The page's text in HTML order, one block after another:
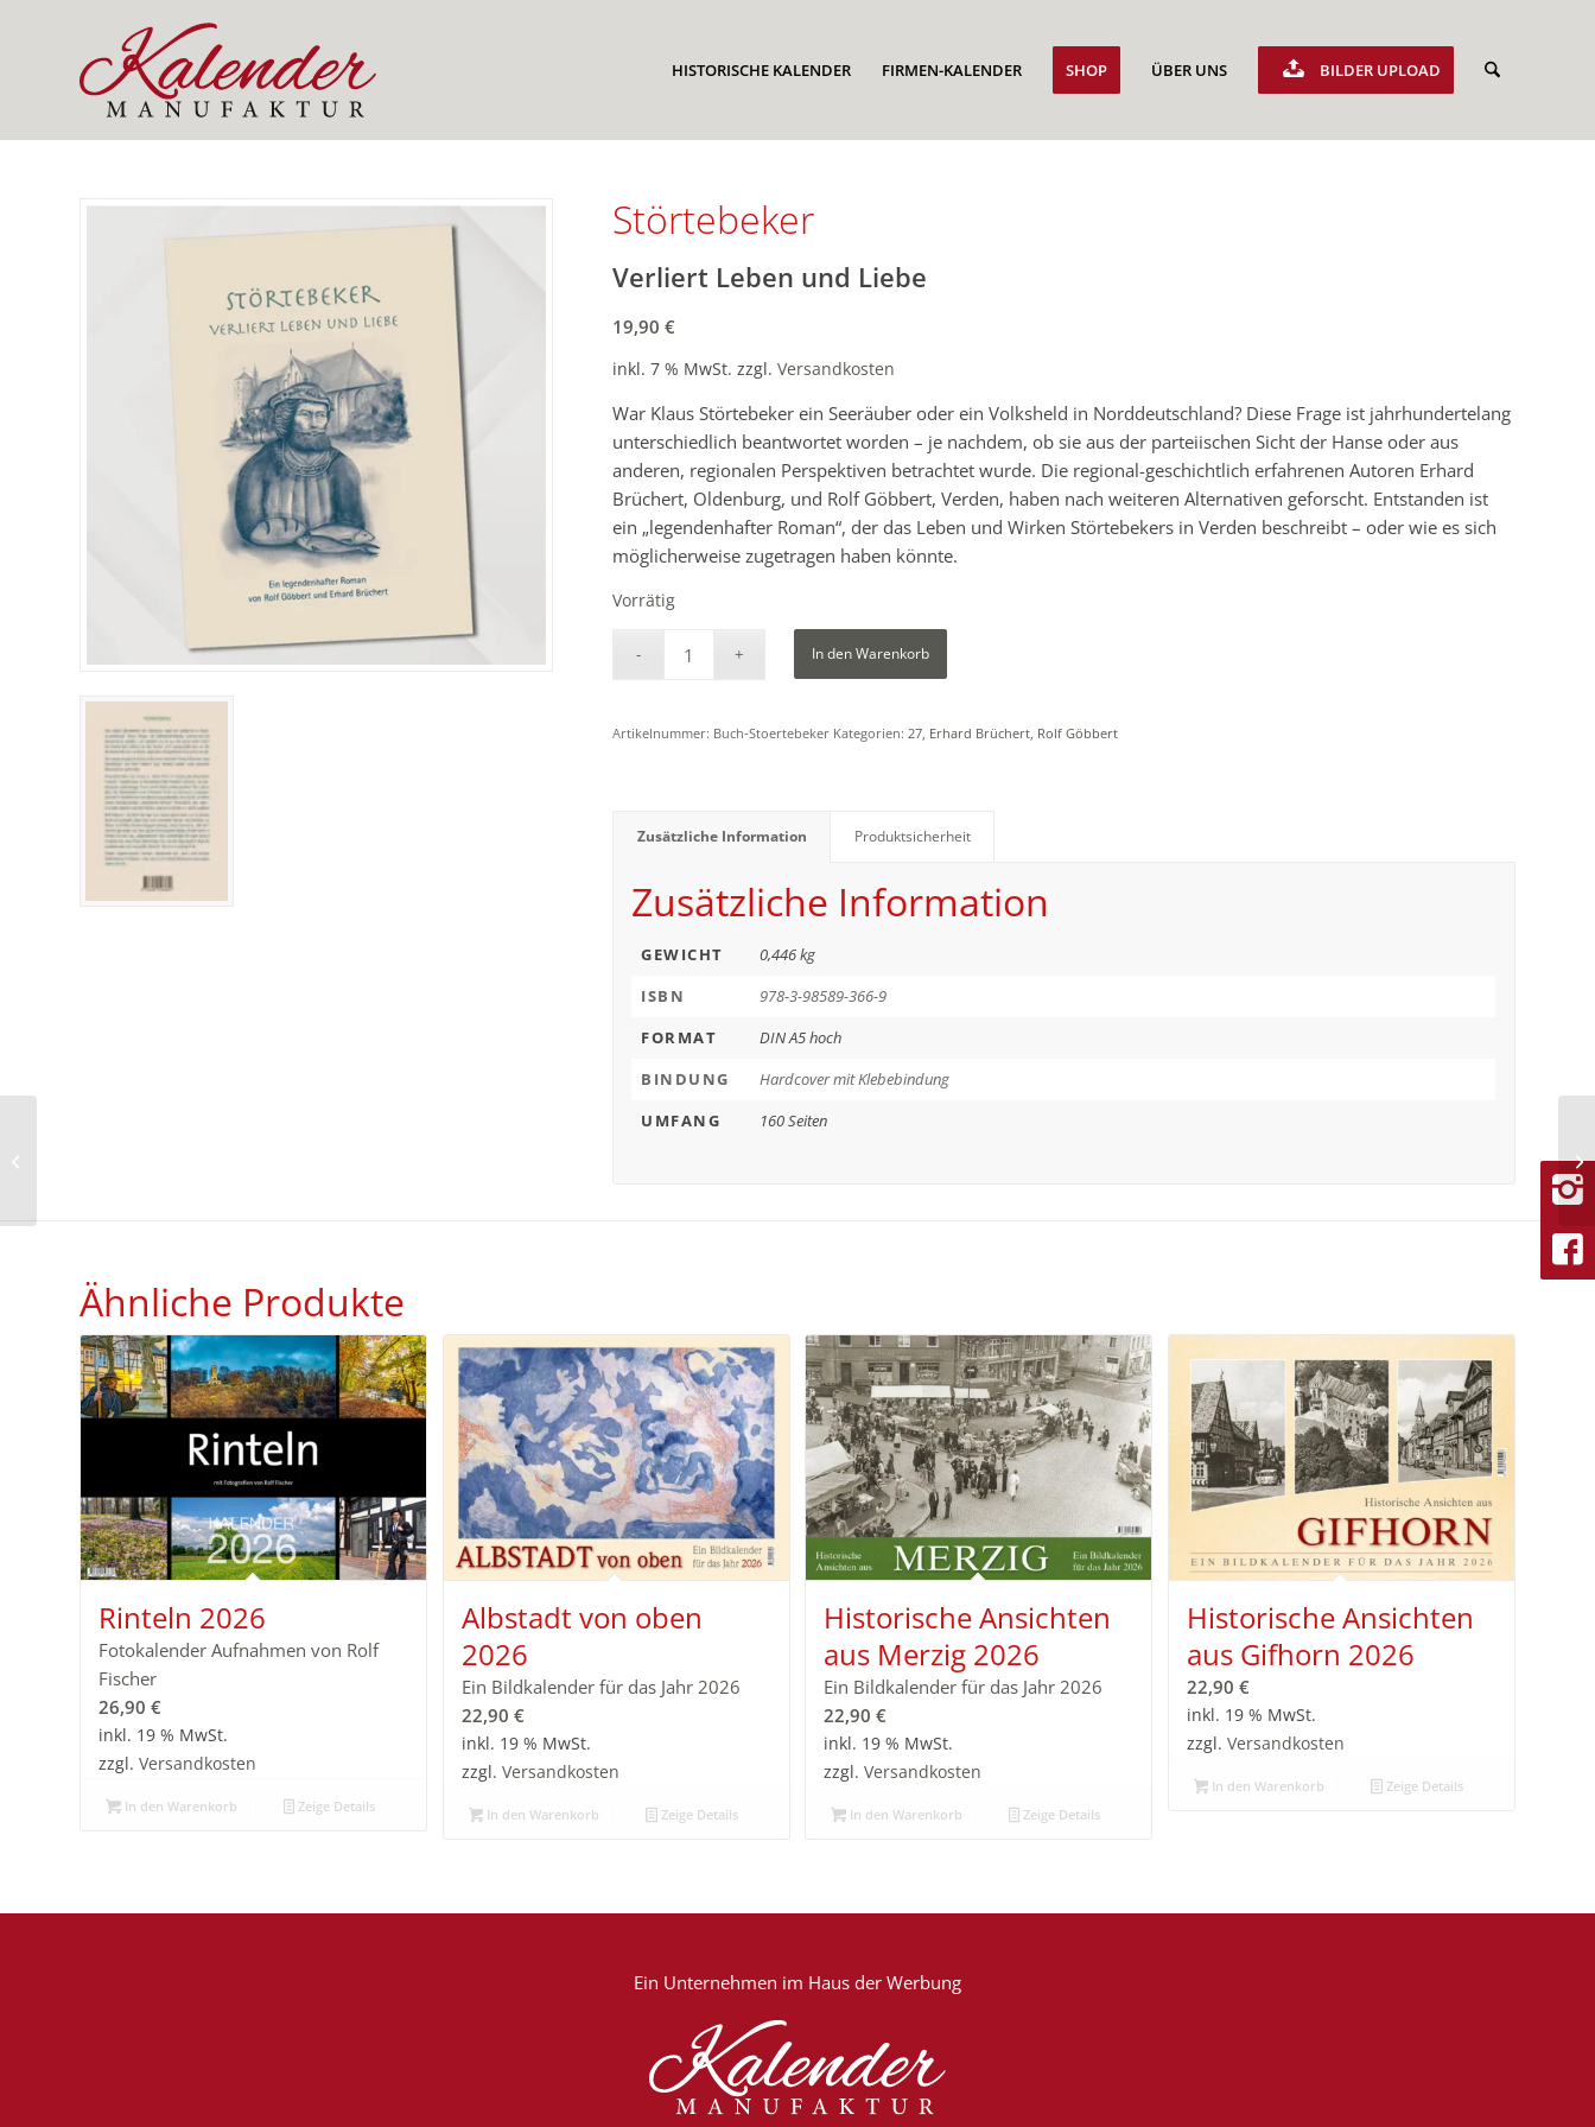
HISTORISCHE KALENDER FIRMEN-KALENDER SHOP ÜBER UNS BILDER UPLOAD
Störtebeker
Verliert Leben und Liebe
19,90€
inkl. 7 % MwSt. zzgl.Versandkosten
War Klaus Störtebeker ein Seeräuber oder ein Volksheld in Norddeutschland? Diese Frage ist jahrhundertelang
unterschiedlich beantwortet worden – je nachdem, ob sie aus der parteiischen Sicht der Hanse oder aus
anderen, regionalen Perspektiven betrachtet wurde. Die regional-geschichtlich erfahrenen Autoren Erhard
Brüchert, Oldenburg, und Rolf Göbbert, Verden, haben nach weiteren Alternativen geforscht. Entstanden ist
ein „legendenhafter Roman“, der das Leben und Wirken Störtebekers in Verden beschreibt – oder wie es sich
möglicherweise zugetragen haben könnte.
Vorrätig
In den Warenkorb
Artikelnummer: Buch-Stoertebeker Kategorien:27, Erhard Brüchert, Rolf Göbbert
Zusätzliche Information Produktsicherheit
Zusätzliche Information
GEWICHT
0,446 kg
ISBN
978-3-98589-366-9
FORMAT
DIN A5 hoch
BINDUNG
Hardcover mit Klebebindung
UMFANG
160 Seiten
Ähnliche Produkte
Rinteln 2026
Fotokalender Aufnahmen von Rolf
Fischer
26,90 €
inkl. 19 % MwSt.
zzgl. Versandkosten
In den Warenkorb Zeige Details
Albstadt von oben
2026
Ein Bildkalender für das Jahr 2026
22,90 €
inkl. 19 % MwSt.
zzgl. Versandkosten
In den Warenkorb Zeige Details
Historische Ansichten
aus Merzig 2026
Ein Bildkalender für das Jahr 2026
22,90€
inkl. 19 % MwSt.
zzgl.Versandkosten
In den Warenkorb Zeige Details
Historische Ansichten
aus Gifhorn 2026
22,90 €
inkl. 19 % MwSt.
zzgl. Versandkosten
In den Warenkorb Zeige Details
Ein Unternehmen im Haus der Werbung